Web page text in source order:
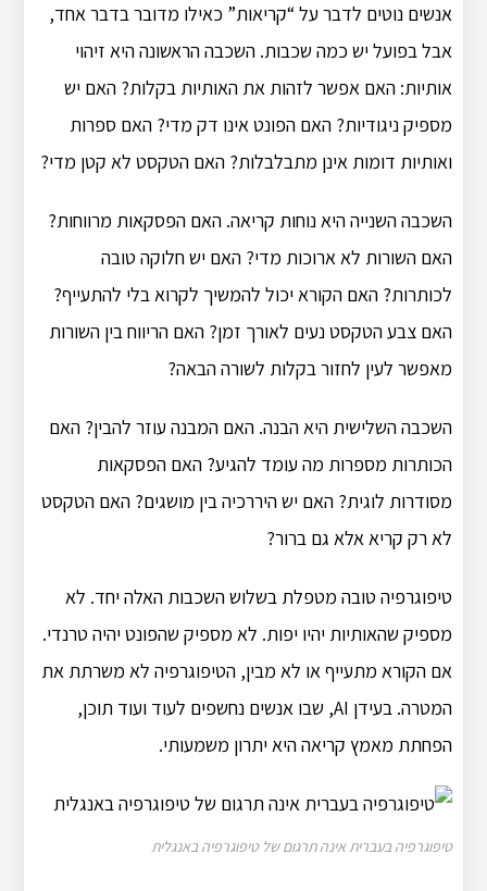
אנשים נוטים לדבר על “קריאות” כאילו מדובר בדבר אחד,
אבל בפועל יש כמה שכבות. השכבה הראשונה היא זיהוי
אותיות: האם אפשר לזהות את האותיות בקלות? האם יש
מספיק ניגודיות? האם הפונט אינו דק מדי? האם ספרות
ואותיות דומות אינן מתבלבלות? האם הטקסט לא קטן מדי?
השכבה השנייה היא נוחות קריאה. האם הפסקאות מרווחות?
האם השורות לא ארוכות מדי? האם יש חלוקה טובה
לכותרות? האם הקורא יכול להמשיך לקרוא בלי להתעייף?
האם צבע הטקסט נעים לאורך זמן? האם הריווח בין השורות
מאפשר לעין לחזור בקלות לשורה הבאה?
השכבה השלישית היא הבנה. האם המבנה עוזר להבין? האם
הכותרות מספרות מה עומד להגיע? האם הפסקאות
מסודרות לוגית? האם יש היררכיה בין מושגים? האם הטקסט
לא רק קריא אלא גם ברור?
טיפוגרפיה טובה מטפלת בשלוש השכבות האלה יחד. לא
מספיק שהאותיות יהיו יפות. לא מספיק שהפונט יהיה טרנדי.
אם הקורא מתעייף או לא מבין, הטיפוגרפיה לא משרתת את
המטרה. בעידן AI, שבו אנשים נחשפים לעוד ועוד תוכן,
הפחתת מאמץ קריאה היא יתרון משמעותי.
טיפוגרפיה בעברית אינה תרגום של טיפוגרפיה באנגלית